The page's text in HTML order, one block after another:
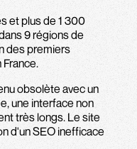
et plus de 1 300
9 régions de
des premiers
obsolète avec un
une interface non
très longs. Le site
d'un SEO inefficace